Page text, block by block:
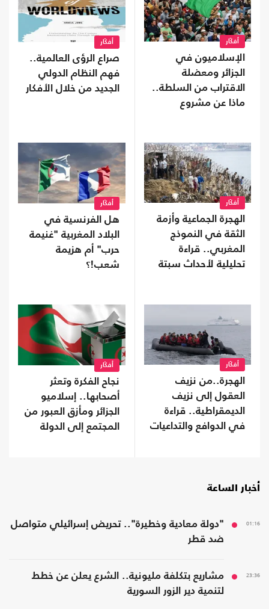
أفكَار
الإسلاميون في
الجزائر ومعضلة
الاقتراب من السلطة..
ماذا عن مشروع
أفكَار
صراع الرؤى العالمية..
فهم النظام الدولي
الجديد من خلال الأفكار
أفكَار
الهجرة الجماعية وأزمة
الثقة في النموذج
المغربي.. قراءة
تحليلية لأحداث سبتة
أفكَار
هل الفرنسية في
البلاد المغربية "غنيمة
حرب" أم هزيمة
شعب!؟
أفكَار
الهجرة..من نزيف
العقول إلى نزيف
الديمقراطية.. قراءة
في الدوافع والتداعيات
أفكَار
نجاح الفكرة وتعثر
أصحابها.. إسلاميو
الجزائر ومأزق العبور من
المجتمع إلى الدولة
أخبار الساعة
01:16
"دولة معادية وخطيرة".. تحريض إسرائيلي متواصل
ضد قطر
23:36
مشاريع بتكلفة مليونية.. الشرع يعلن عن خطط
لتنمية دير الزور السورية